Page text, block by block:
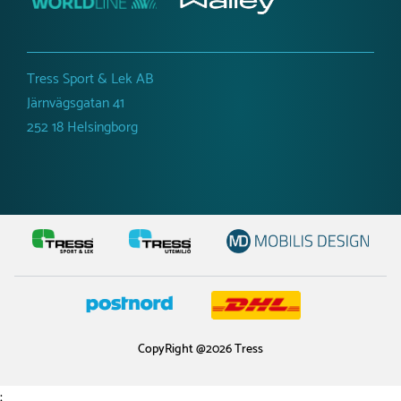
Tress Sport & Lek AB
Järnvägsgatan 41
252 18 Helsingborg
CopyRight @2026 Tress